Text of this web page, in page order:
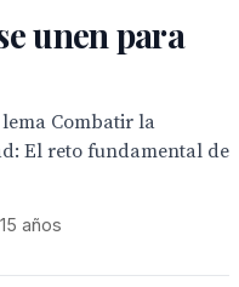
unen para
Combatir la
El reto fundamental de
años